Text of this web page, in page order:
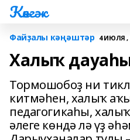
Көнгәк
Файҙалы кәңәштәр 4 ИЮЛЯ ,
Халыҡ
Тормошобоҙ ни
китмәһен, халыҡ
педагогикаһы,
әлеге көндә лә үҙ